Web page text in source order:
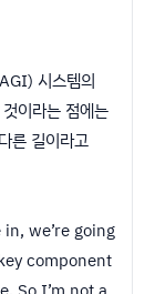
시스템의
이라는 점에는
른 길이라고
we’re going
component